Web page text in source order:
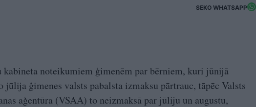
SEKO WHATSAPP
kabineta noteikumiem ģimenēm par bērniem, kuri jūnijā
jūlija ģimenes valsts pabalsta izmaksu pārtrauc, tāpēc Valsts
aģentūra (VSAA) to neizmaksā par jūliju un augustu,